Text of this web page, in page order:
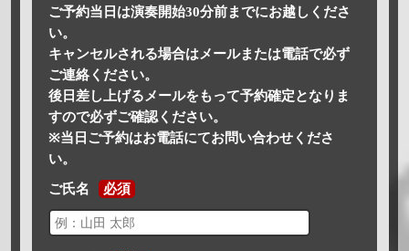
ご予約当日は演奏開始30分前までにお越しくださ
い。
キャンセルされる場合はメールまたは電話で必ず
ご連絡ください。
後日差し上げるメールをもって予約確定となりま
すので必ずご確認ください。
※当日ご予約はお電話にてお問い合わせくださ
い。
ご氏名 必須